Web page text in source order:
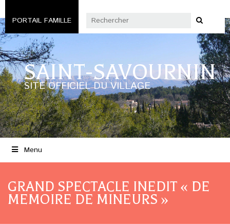
PORTAIL FAMILLE
SAINT-SAVOURNIN
SITE OFFICIEL DU VILLAGE
Menu
GRAND SPECTACLE INEDIT « DE
MEMOIRE DE MINEURS »